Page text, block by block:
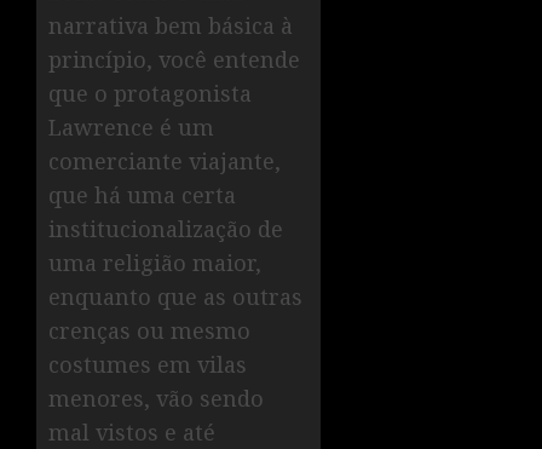
narrativa bem básica à
princípio, você entende
que o protagonista
Lawrence é um
comerciante viajante,
que há uma certa
institucionalização de
uma religião maior,
enquanto que as outras
crenças ou mesmo
costumes em vilas
menores, vão sendo
mal vistos e até